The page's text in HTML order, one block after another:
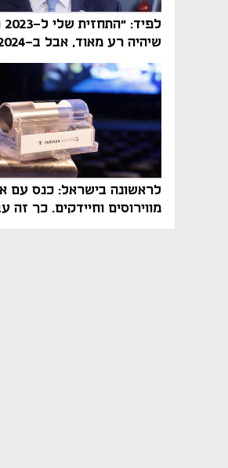
שיהיה רע מאוד, אבל ב-
הממשלה תיפול"
לראשונה בישראל: כנס עם
מווירוסים וחיידקים. כך זה